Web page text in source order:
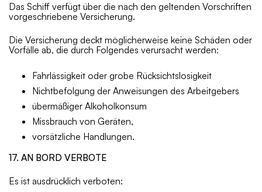
Das Schiff verfügt über die nach den geltenden Vorschriften
vorgeschriebene Versicherung.
Die Versicherung deckt möglicherweise keine Schäden oder
Vorfälle ab, die durch Folgendes verursacht werden:
Fahrlässigkeit oder grobe Rücksichtslosigkeit
Nichtbefolgung der Anweisungen des Arbeitgebers
übermäßiger Alkoholkonsum
Missbrauch von Geräten,
vorsätzliche Handlungen.
17. AN BORD VERBOTE
Es ist ausdrücklich verboten: